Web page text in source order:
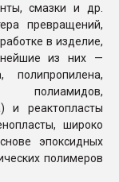
смазки и др.
превращений,
в изделие,
из них —
полипропилена,
полиамидов,
и реактопласты
широко
эпоксидных
полимеров